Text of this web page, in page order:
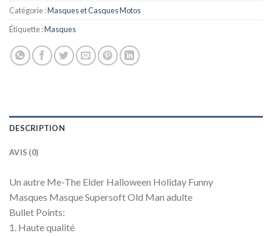
Catégorie :Masques et Casques Motos
Étiquette :Masques
DESCRIPTION
AVIS (0)
Un autre Me-The Elder Halloween Holiday Funny
Masques Masque Supersoft Old Man adulte
Bullet Points:
1. Haute qualité